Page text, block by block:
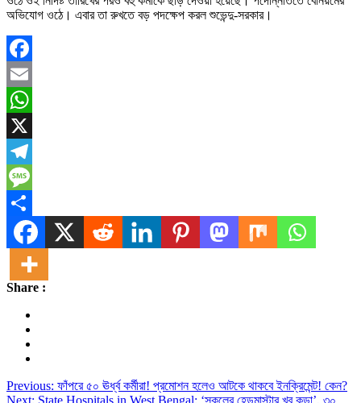
অভিযোগ ওঠে। এবার তা রুখতে বড় পদক্ষেপ করল শুভেন্দু-সরকার।
Facebook
Email
WhatsApp
X
Telegram
Message
Share
Share :
Post
Previous: ফাঁপরে ৫০ ঊর্ধ্ব কর্মীরা! প্রমোশন হলেও আটকে থাকবে ইনক্রিমেন্ট! কেন?
Next: State Hospitals in West Bengal: ‘স্কুলের হেডমাস্টার খুব কড়া’, ৩০